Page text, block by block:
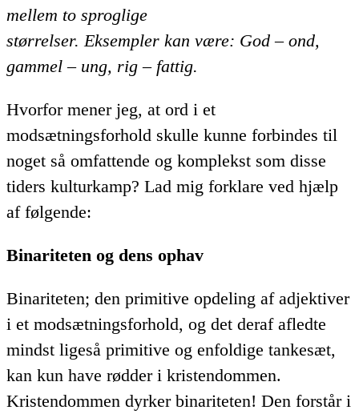
mellem to sproglige
størrelser. Eksempler kan være: God – ond,
gammel – ung, rig – fattig.
Hvorfor mener jeg, at ord i et
modsætningsforhold skulle kunne forbindes til
noget så omfattende og komplekst som disse
tiders kulturkamp? Lad mig forklare ved hjælp
af følgende:
Binariteten og dens ophav
Binariteten; den primitive opdeling af adjektiver
i et modsætningsforhold, og det deraf afledte
mindst ligeså primitive og enfoldige tankesæt,
kan kun have rødder i kristendommen.
Kristendommen dyrker binariteten! Den forstår i